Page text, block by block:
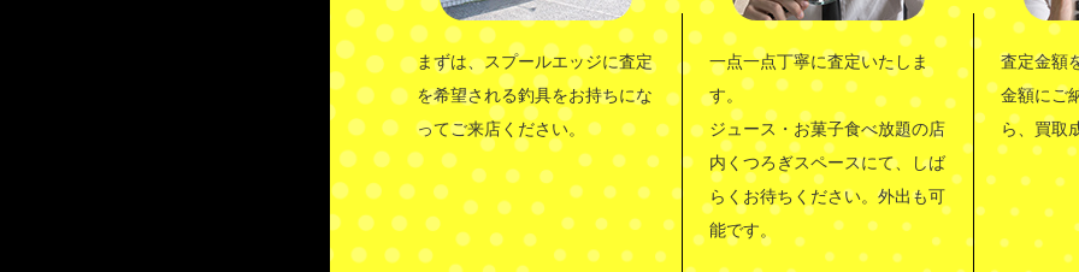
まずは、スプールエッジに査定
を希望される釣具をお持ちにな
ってご来店ください。
一点一点丁寧に査定いたしま
す。
ジュース・お菓子食べ放題の店
内くつろぎスペースにて、しば
らくお待ちください。外出も可
能です。
査定金額
金額にご
ら、買取